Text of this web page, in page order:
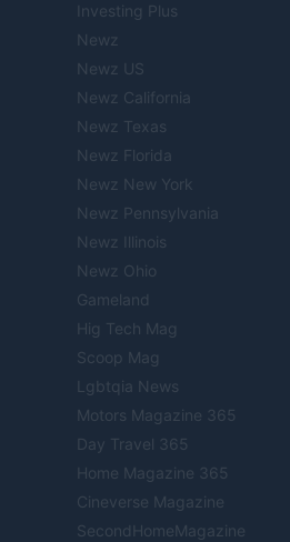
Investing Plus
Newz
Newz US
Newz California
Newz Texas
Newz Florida
Newz New York
Newz Pennsylvania
Newz Illinois
Newz Ohio
Gameland
Hig Tech Mag
Scoop Mag
Lgbtqia News
Motors Magazine 365
Day Travel 365
Home Magazine 365
Cineverse Magazine
SecondHomeMagazine